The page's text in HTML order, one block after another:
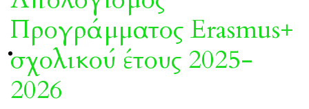
Προγράμματος Erasmus+
σχολικού έτους 2025-
2026